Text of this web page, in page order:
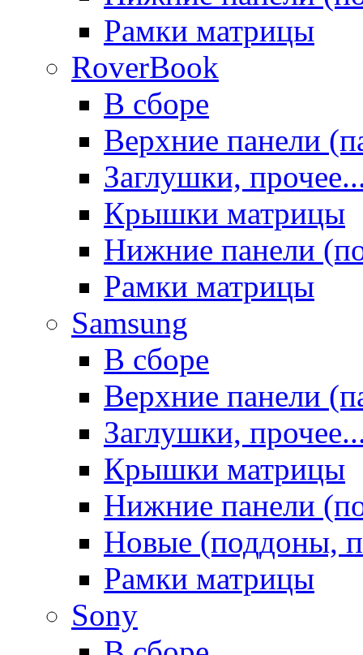
Рамки матрицы
RoverBook
В сборе
Верхние панели
Заглушки,
Крышки матрицы
Нижние панели
Рамки матрицы
Samsung
В сборе
Верхние панели
Заглушки,
Крышки матрицы
Нижние панели
Новые (поддоны,
Рамки матрицы
Sony